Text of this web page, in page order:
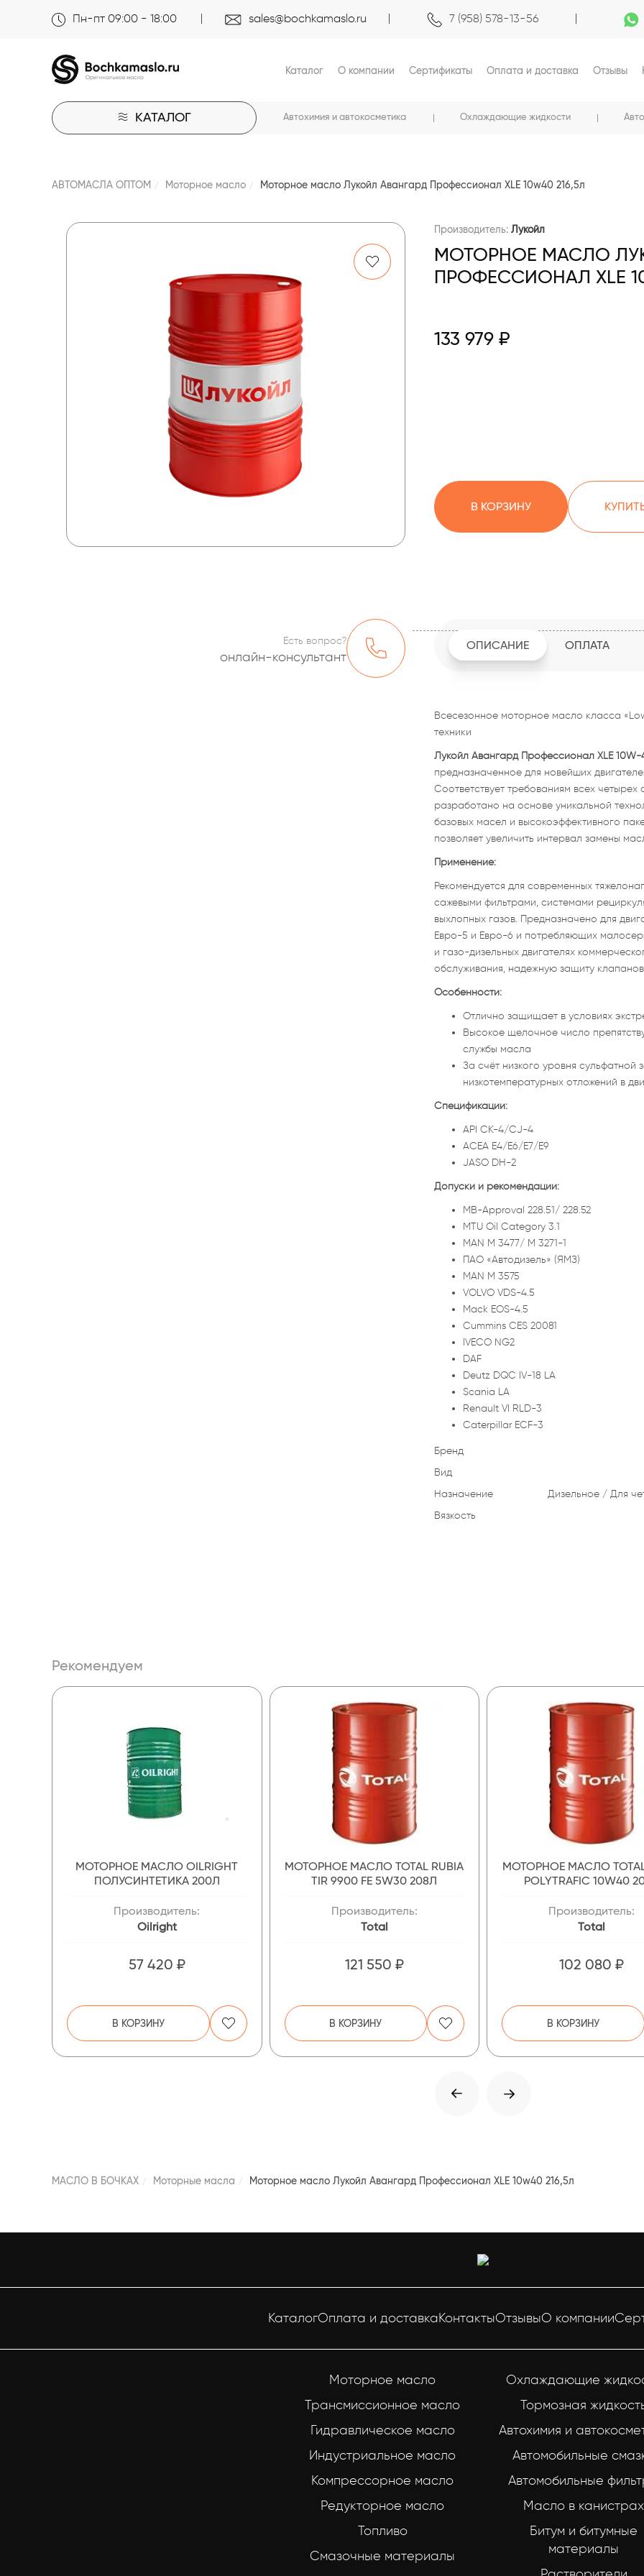
Пн-пт 09:00 - 18:00 sales@bochkamaslo.ru 7 (958) 578-13-56
Каталог О компании Сертификаты Оплата и доставка Отзывы
КАТАЛОГ Автохимия и автокосметика Охлаждающие жидкости
АВТОМАСЛА ОПТОМ Моторное масло Моторное масло Лукойл Авангард Профессионал XLE 10w40 216,5л
Производитель: Лукойл
МОТОРНОЕ МАСЛО
ПРОФЕССИОНАЛ XLE
133 979 ₽
В КОРЗИНУ
Есть вопрос?
онлайн-консультант
ОПИСАНИЕ ОПЛАТА
Всесезонное моторное масло класса
техники
Лукойл Авангард Профессионал XLE 10W-
предназначенное для новейших
Соответствует требованиям всех четырех
разработано на основе уникальной
базовых масел и высокоэффективного
позволяет увеличить интервал замены
Применение:
Рекомендуется для современных
сажевыми фильтрами, системами
выхлопных газов. Предназначено для
Евро-5 и Евро-6 и потребляющих
и газо-дизельных двигателях
обслуживания, надежную защиту
Особенности:
Отлично защищает в условиях
Высокое щелочное число
службы масла
За счёт низкого уровня
низкотемпературных отложений в
Спецификации:
API CK-4/CJ-4
ACEA E4/E6/E7/E9
JASO DH-2
Допуски и рекомендации:
MB-Approval 228.51/ 228.52
MTU Oil Category 3.1
MAN M 3477/ M 3271-1
ПАО «Автодизель» (ЯМЗ)
MAN M 3575
VOLVO VDS-4.5
Mack EOS-4.5
Cummins CES 20081
IVECO NG2
DAF
Deutz DQC IV-18 LA
Scania LA
Renault VI RLD-3
Caterpillar ECF-3
Бренд
Вид
Назначение
Дизельное Для
Вязкость
Рекомендуем
МОТОРНОЕ МАСЛО OILRIGHT
ПОЛУСИНТЕТИКА 200Л
Производитель:
Oilright
57 420 ₽
В КОРЗИНУ
МОТОРНОЕ МАСЛО TOTAL RUBIA
TIR 9900 FE 5W30 208Л
Производитель:
Total
121 550 ₽
В КОРЗИНУ
МОТОРНОЕ МАСЛО TOTAL
POLYTRAFIC 10W40
Производитель:
Total
102 080 ₽
В КОРЗИНУ
МАСЛО В БОЧКАХ Моторные масла Моторное масло Лукойл Авангард Профессионал XLE 10w40 216,5л
КаталогОплата и доставкаКонтактыОтзывыО компании
Моторное масло
Трансмиссионное масло
Гидравлическое масло
Индустриальное масло
Компрессорное масло
Редукторное масло
Топливо
Смазочные материалы
Охлаждающие
Тормозная
Автохимия и
Автомобильные
Автомобильные
Масло в канистрах
Битум и битумные
материалы